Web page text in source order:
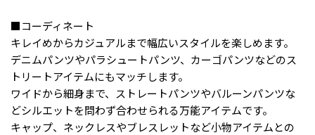
■コーディネート
キレイめからカジュアルまで幅広いスタイルを楽しめます。
デニムパンツやパラシュートパンツ、カーゴパンツなどのス
トリートアイテムにもマッチします。
ワイドから細身まで、ストレートパンツやバルーンパンツな
どシルエットを問わず合わせられる万能アイテムです。
キャップ、ネックレスやブレスレットなど小物アイテムとの